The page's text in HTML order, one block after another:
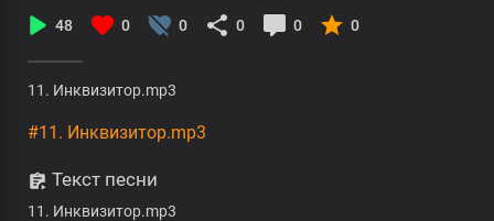
48 0 0 0 0 0
11. Инквизитор.mp3
#11. Инквизитор.mp3
Текст песни
11. Инквизитор.mp3